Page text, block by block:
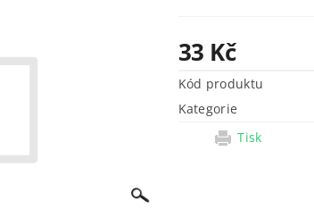
33 Kč
Kód produktu
Kategorie
Tisk